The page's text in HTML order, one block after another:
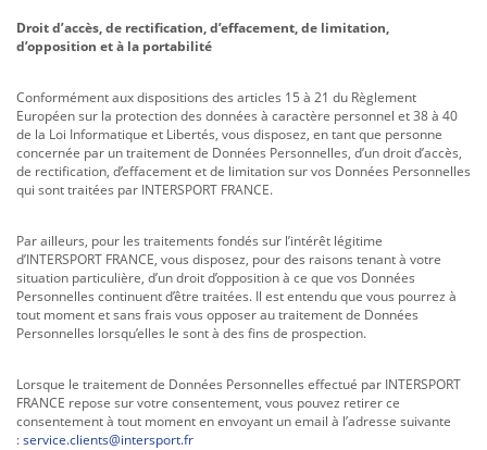
Droit d’accès, de rectification, d’effacement, de limitation,
d’opposition et à la portabilité
Conformément aux dispositions des articles 15 à 21 du Règlement
Européen sur la protection des données à caractère personnel et 38 à 40
de la Loi Informatique et Libertés, vous disposez, en tant que personne
concernée par un traitement de Données Personnelles, d’un droit d’accès,
de rectification, d’effacement et de limitation sur vos Données Personnelles
qui sont traitées par INTERSPORT FRANCE.
Par ailleurs, pour les traitements fondés sur l’intérêt légitime
d’INTERSPORT FRANCE, vous disposez, pour des raisons tenant à votre
situation particulière, d’un droit d’opposition à ce que vos Données
Personnelles continuent d’être traitées. Il est entendu que vous pourrez à
tout moment et sans frais vous opposer au traitement de Données
Personnelles lorsqu’elles le sont à des fins de prospection.
Lorsque le traitement de Données Personnelles effectué par INTERSPORT
FRANCE repose sur votre consentement, vous pouvez retirer ce
consentement à tout moment en envoyant un email à l’adresse suivante
:service.clients@intersport.fr